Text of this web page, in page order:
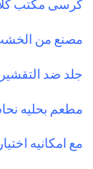
كرسى مكتب
مصنع من
جلد ضد التقشير
مطعم بحليه
مع امكانيه